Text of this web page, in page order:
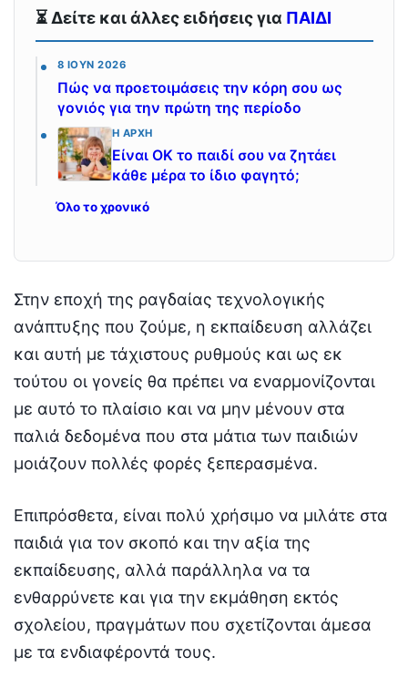
⏳ Δείτε και άλλες ειδήσεις για ΠΑΙΔΙ
8 ΙΟΎΝ 2026
Πώς να προετοιμάσεις την κόρη σου ως
γονιός για την πρώτη της περίοδο
Η ΑΡΧΉ
Είναι ΟΚ το παιδί σου να ζητάει
κάθε μέρα το ίδιο φαγητό;
Όλο το χρονικό
Στην εποχή της ραγδαίας τεχνολογικής
ανάπτυξης που ζούμε, η εκπαίδευση αλλάζει
και αυτή με τάχιστους ρυθμούς και ως εκ
τούτου οι γονείς θα πρέπει να εναρμονίζονται
με αυτό το πλαίσιο και να μην μένουν στα
παλιά δεδομένα που στα μάτια των παιδιών
μοιάζουν πολλές φορές ξεπερασμένα.
Επιπρόσθετα, είναι πολύ χρήσιμο να μιλάτε στα
παιδιά για τον σκοπό και την αξία της
εκπαίδευσης, αλλά παράλληλα να τα
ενθαρρύνετε και για την εκμάθηση εκτός
σχολείου, πραγμάτων που σχετίζονται άμεσα
με τα ενδιαφέροντά τους.